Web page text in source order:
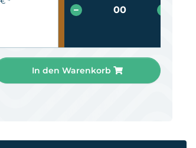
In den Warenkorb